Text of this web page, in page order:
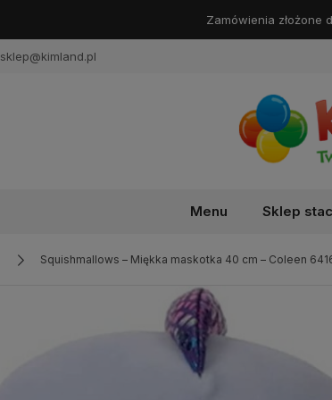
sklep@kimland.pl
Menu Sklep
Squishmallows – Miękka maskotka 40 cm – Coleen